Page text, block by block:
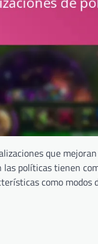
que
las políticas tienen
como